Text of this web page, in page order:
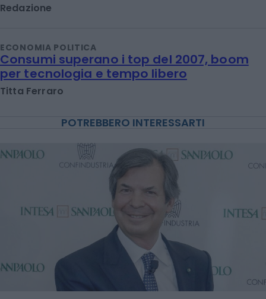
Redazione
ECONOMIA POLITICA
Consumi superano i top del 2007, boom
per tecnologia e tempo libero
Titta Ferraro
POTREBBERO INTERESSARTI